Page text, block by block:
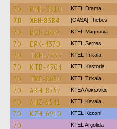
70
PMK-3810 KTEL Drama
70 XEH-8384 [OASA] Thebes
70 BOI-2639 ΚΤΕL Magnesia
70 EPK-4370 KTEL Serres
70 TKH-7333 ΚΤΕL Τrikala
70 KTB-4304 KTEL Kastoria
70 TKE-8050 ΚΤΕL Τrikala
70 AKH-8757 ΚΤΕΛ Λακωνίας
70 AHZ-6541 KTEL Kavala
70 KZH-6910 ΚΤΕL Kozani
70 KTEL Argolida